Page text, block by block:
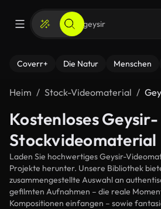
Coverr+ Die Natur Menschen
Heim Stock-Videomaterial
Kostenloses Geysir-
Stockvideomaterial
Laden Sie hochwertiges Geysir-
Projekte herunter. Unsere Bibliothek
zusammengestellte Auswahl an
gefilmten Aufnahmen – die reale
Kompositionen einfangen – sowie